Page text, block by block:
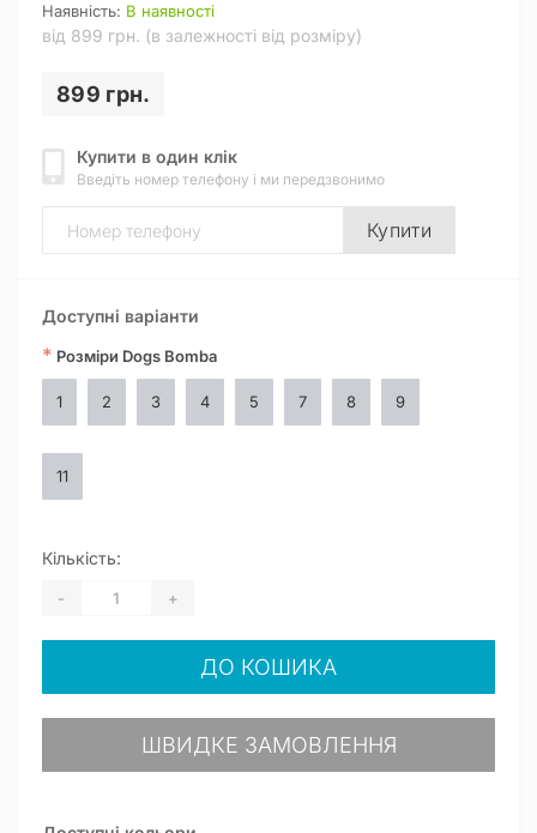
Наявність: В наявності
від 899 грн. (в залежності від розміру)
899 грн.
Купити в один клік
Введіть номер телефону і ми передзвонимо
Купити
Доступні варіанти
* Розміри Dogs Bomba
1 2 3 4 5 7 8 9
11
Кількість:
- +
ДО КОШИКА
ШВИДКЕ ЗАМОВЛЕННЯ